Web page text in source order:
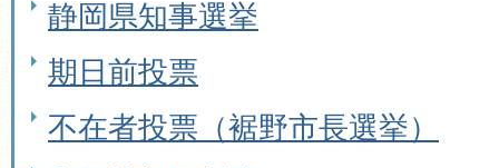
静岡県知事選挙
期日前投票
不在者投票（裾野市長選挙）